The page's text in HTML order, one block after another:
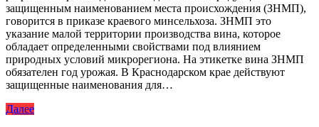
защищенным наименованием места происхождения (ЗНМП),
говорится в приказе краевого минсельхоза. ЗНМП это
указание малой территории производства вина, которое
обладает определенными свойствами под влиянием
природных условий микрорегиона. На этикетке вина ЗНМП
обязателен год урожая. В Краснодарском крае действуют
защищенные наименования для…
Далее